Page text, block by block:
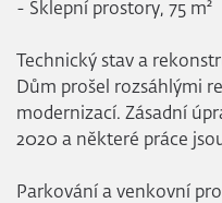
- Sklepní prostory, 75 m²
Technický stav a
Dům prošel rozsáhlými
modernizací. Zásadní
2020 a některé práce
Parkování a venkovní